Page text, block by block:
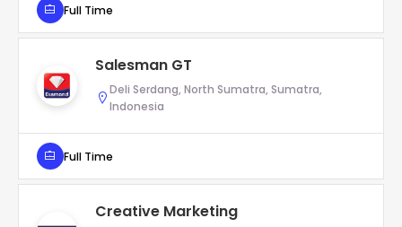
Full Time
Salesman GT
Deli Serdang, North Sumatra, Sumatra,
Indonesia
Full Time
Creative Marketing